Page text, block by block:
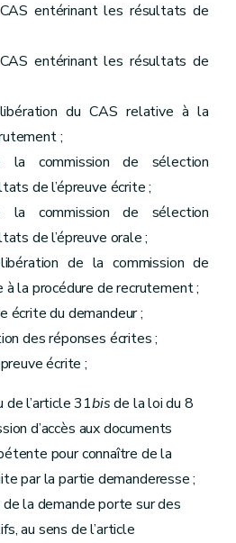
entérinant les résultats de
entérinant les résultats de
du CAS relative à la
;
la commission de sélection
de l’épreuve écrite ;
la commission de sélection
de l’épreuve orale ;
de la commission de
la procédure de recrutement ;
écrite du demandeur ;
des réponses écrites ;
écrite ;
de l’article 31bisde la loi du 8
d’accès aux documents
pour connaître de la
par la partie demanderesse ;
de la demande porte sur des
au sens de l’article